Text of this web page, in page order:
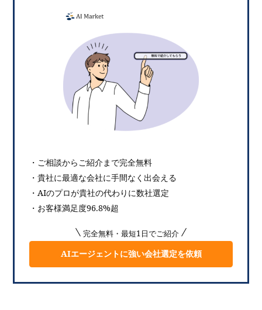
・ご相談からご紹介まで完全無料
・貴社に最適な会社に手間なく出会える
・AIのプロが貴社の代わりに数社選定
・お客様満足度96.8%超
完全無料・最短1日でご紹介
AIエージェントに強い会社選定を依頼